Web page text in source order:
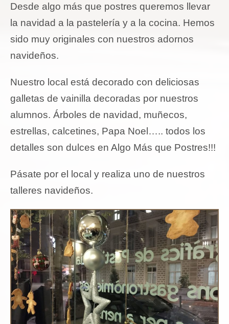
Desde algo más que postres queremos llevar
la navidad a la pastelería y a la cocina. Hemos
sido muy originales con nuestros adornos
navideños.
Nuestro local está decorado con deliciosas
galletas de vainilla decoradas por nuestros
alumnos. Árboles de navidad, muñecos,
estrellas, calcetines, Papa Noel….. todos los
detalles son dulces en Algo Más que Postres!!!
Pásate por el local y realiza uno de nuestros
talleres navideños.